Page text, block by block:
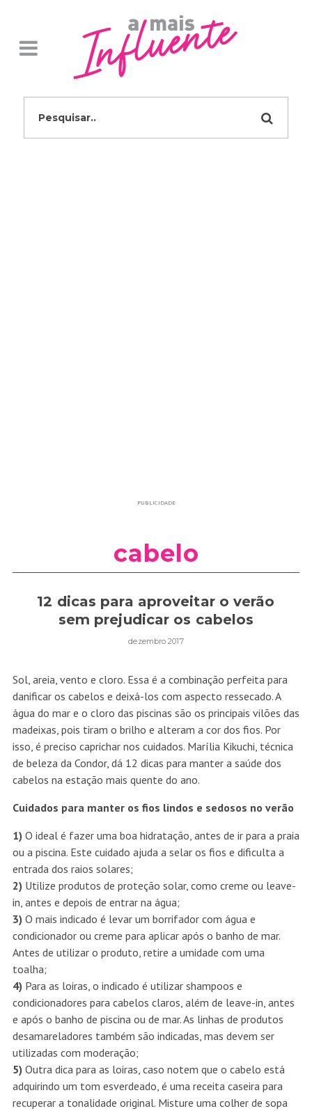
PUBLICIDADE
cabelo
12 dicas para aproveitar o verão
sem prejudicar os cabelos
dezembro 2017
Sol, areia, vento e cloro. Essa é a combinação perfeita para
danificar os cabelos e deixá-los com aspecto ressecado. A
água do mar e o cloro das piscinas são os principais vilões das
madeixas, pois tiram o brilho e alteram a cor dos fios. Por
isso, é preciso caprichar nos cuidados. Marília Kikuchi, técnica
de beleza da Condor, dá 12 dicas para manter a saúde dos
cabelos na estação mais quente do ano.
Cuidados para manter os fios lindos e sedosos no verão
1) O ideal é fazer uma boa hidratação, antes de ir para a praia
ou a piscina. Este cuidado ajuda a selar os fios e dificulta a
entrada dos raios solares;
2) Utilize produtos de proteção solar, como creme ou leave-
in, antes e depois de entrar na água;
3) O mais indicado é levar um borrifador com água e
condicionador ou creme para aplicar após o banho de mar.
Antes de utilizar o produto, retire a umidade com uma
toalha;
4) Para as loiras, o indicado é utilizar shampoos e
condicionadores para cabelos claros, além de leave-in, antes
e após o banho de piscina ou de mar. As linhas de produtos
desamareladores também são indicadas, mas devem ser
utilizadas com moderação;
5) Outra dica para as loiras, caso notem que o cabelo está
adquirindo um tom esverdeado, é uma receita caseira para
recuperar a tonalidade original. Misture uma colher de sopa